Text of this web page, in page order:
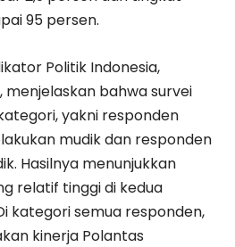
95 persen.
Politik Indonesia,
menjelaskan bahwa survei
yakni responden
mudik dan responden
Hasilnya menunjukkan
relatif tinggi di kedua
kategori semua responden,
kinerja Polantas